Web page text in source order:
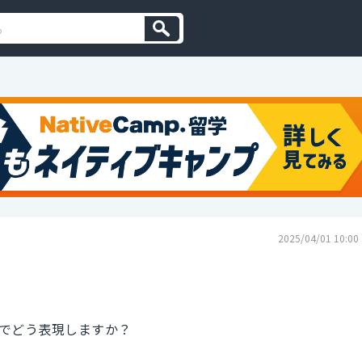
2025/04/01 10:00
どう表現しますか？